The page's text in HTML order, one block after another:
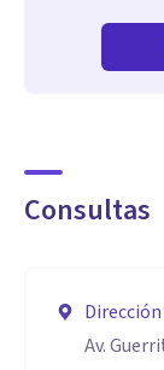
Consultas
Av.